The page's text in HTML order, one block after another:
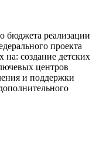
бюджета реализации
проекта
на: создание детских
центров
и поддержки